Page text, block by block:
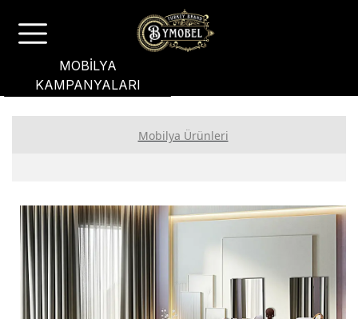
Mobilya Ürünleri
Yemek Odası
Koltuk Takımı
Bahçe Mobilyası
Oturma Grubu
MOBİLYA
KAMPANYALARI